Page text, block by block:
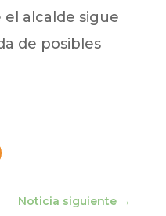
alcalde sigue
de posibles
Noticia siguiente →